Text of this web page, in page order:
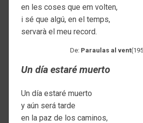
en les coses que em volten,
i sé que algú, en el temps,
servarà el meu record.
De: Paraulas al vent
Un día estaré muerto
Un día estaré muerto
y aún será tarde
en la paz de los caminos,